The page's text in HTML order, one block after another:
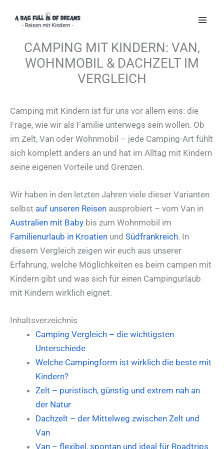
Inhalt
CAMPING MIT KINDERN: VAN,
WOHNMOBIL & DACHZELT IM
VERGLEICH
Camping mit Kindern ist für uns vor allem eins: die
Frage, wie wir als Familie unterwegs sein wollen. Ob
im Zelt, Van oder Wohnmobil – jede Camping-Art fühlt
sich komplett anders an und hat im Alltag mit Kindern
seine eigenen Vorteile und Grenzen.
Wir haben in den letzten Jahren viele dieser Varianten
selbst auf unseren Reisen ausprobiert – vom Van in
Australien mit Baby bis zum Wohnmobil im
Familienurlaub in Kroatien und Südfrankreich. In
diesem Vergleich zeigen wir euch aus unserer
Erfahrung, welche Möglichkeiten es beim campen mit
Kindern gibt und was sich für einen Campingurlaub
mit Kindern wirklich eignet.
Inhaltsverzeichnis
Camping Vergleich – die wichtigsten
Unterschiede
Welche Campingform ist wirklich die beste mit
Kindern?
Zelt – puristisch, günstig und extrem nah an
der Natur
Dachzelt – der Mittelweg zwischen Zelt und
Van
Van – flexibel, spontan und ideal für Roadtrips